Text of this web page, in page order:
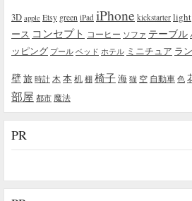
3D apple Etsy green iPad iPhone kickstarter light
ース コンセプト コーヒー ソファ テーブル
ッピング プール ベッド ホテル ミニチュア ラ
壁旅 時計 木 本机 棚 椅子海 猫 空 自動車 色
部屋 都市 魔法
PR